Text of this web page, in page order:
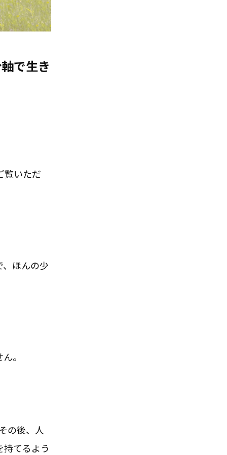
で生き
覧いただ
ほんの少
。
の後、人
てるよう